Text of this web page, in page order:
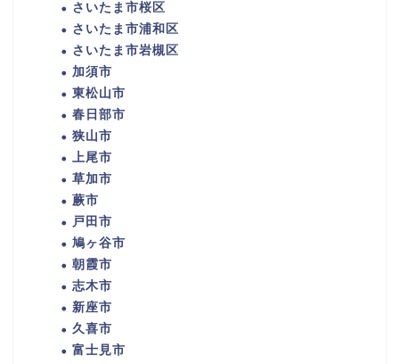
さいたま市桜区
さいたま市浦和区
さいたま市岩槻区
加須市
東松山市
春日部市
狭山市
上尾市
草加市
蕨市
戸田市
鳩ヶ谷市
朝霞市
志木市
新座市
久喜市
富士見市